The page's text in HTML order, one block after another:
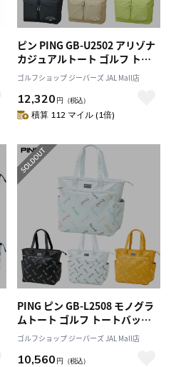
ピン PING GB-U2502 アリゾナ
カジュアルトート ゴルフ トー
トバッグ 2025年モデル 日本正
規品
ゴルフショップ ジーパーズ JAL Mall店
12,320 円 （税込）
積算 112 マイル (1倍)
PING ピン GB-L2508 モノグラ
ムトート ゴルフ トートバッグ
2025年モデル 日本正規品
ゴルフショップ ジーパーズ JAL Mall店
10,560 円 （税込）